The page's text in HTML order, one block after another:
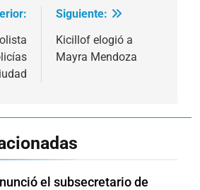
Siguiente:
Kicillof elogió a
Mayra Mendoza
el subsecretario de